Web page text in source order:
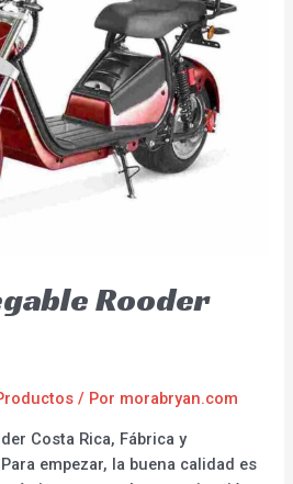
Rooder
/ Por morabryan.com
Costa Rica, Fábrica y
empezar, la buena calidad es